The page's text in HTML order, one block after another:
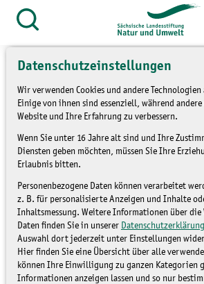
Datenschutzeinstellungen
Wir verwenden Cookies und andere Technologien
Einige von ihnen sind essenziell, während
Website und Ihre Erfahrung zu verbessern.
Wenn Sie unter 16 Jahre alt sind und Ihre
Diensten geben möchten, müssen Sie Ihre
Erlaubnis bitten.
Personenbezogene Daten können verarbeitet
z. B. für personalisierte Anzeigen und Inhalte
Inhaltsmessung. Weitere Informationen über
Daten finden Sie in unserer Datenschutzerklärung
Auswahl dort jederzeit unter Einstellungen
Hier finden Sie eine Übersicht über alle
können Ihre Einwilligung zu ganzen Kategorien
Informationen anzeigen lassen und so nur
Zum
Inhalt
springen
öffnen
Effektive
Mikroorganismen
was ist das und
diese eingesetzt?
ONLINE - FORUM
Umwelt(F 29/22-8)